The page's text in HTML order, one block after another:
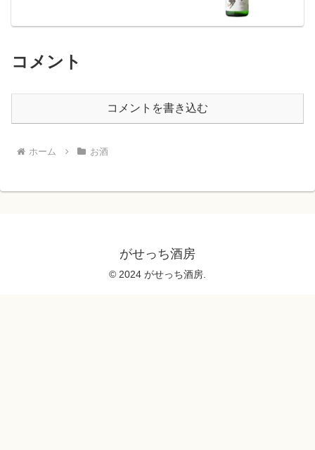
コメント
コメントを書き込む
ホーム お酒
がせっち酒房
© 2024 がせっち酒房.